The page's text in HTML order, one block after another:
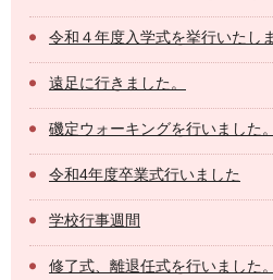
令和４年度入学式を挙行いたし
遠足に行きました。
磯定ウォーキングを行いました。
令和4年度卒業式行いました
学校行事週間
修了式、離退任式を行いました。